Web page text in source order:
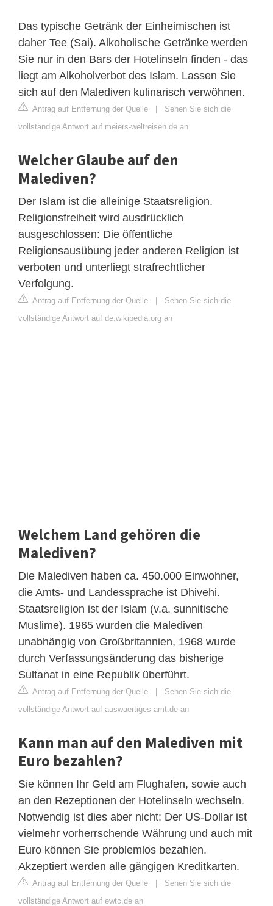
Das typische Getränk der Einheimischen ist
daher Tee (Sai). Alkoholische Getränke werden
Sie nur in den Bars der Hotelinseln finden - das
liegt am Alkoholverbot des Islam. Lassen Sie
sich auf den Malediven kulinarisch verwöhnen.
Antrag auf Entfernung der Quelle | Sehen Sie sich die
vollständige Antwort auf meiers-weltreisen.de an
Welcher Glaube auf den
Malediven?
Der Islam ist die alleinige Staatsreligion.
Religionsfreiheit wird ausdrücklich
ausgeschlossen: Die öffentliche
Religionsausübung jeder anderen Religion ist
verboten und unterliegt strafrechtlicher
Verfolgung.
Antrag auf Entfernung der Quelle | Sehen Sie sich die
vollständige Antwort auf de.wikipedia.org an
Welchem Land gehören die
Malediven?
Die Malediven haben ca. 450.000 Einwohner,
die Amts- und Landessprache ist Dhivehi.
Staatsreligion ist der Islam (v.a. sunnitische
Muslime). 1965 wurden die Malediven
unabhängig von Großbritannien, 1968 wurde
durch Verfassungsänderung das bisherige
Sultanat in eine Republik überführt.
Antrag auf Entfernung der Quelle | Sehen Sie sich die
vollständige Antwort auf auswaertiges-amt.de an
Kann man auf den Malediven mit
Euro bezahlen?
Sie können Ihr Geld am Flughafen, sowie auch
an den Rezeptionen der Hotelinseln wechseln.
Notwendig ist dies aber nicht: Der US-Dollar ist
vielmehr vorherrschende Währung und auch mit
Euro können Sie problemlos bezahlen.
Akzeptiert werden alle gängigen Kreditkarten.
Antrag auf Entfernung der Quelle | Sehen Sie sich die
vollständige Antwort auf ewtc.de an